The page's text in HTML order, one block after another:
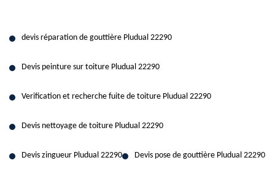
devis réparation de gouttière Pludual 22290
Devis peinture sur toiture Pludual 22290
Verification et recherche fuite de toiture Pludual 22290
Devis nettoyage de toiture Pludual 22290
Devis zingueur Pludual 22290 Devis pose de gouttière Pludual 22290